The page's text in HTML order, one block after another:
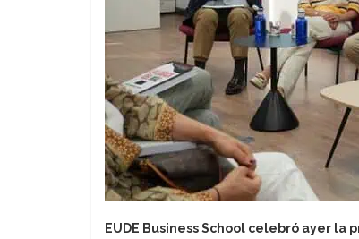
EUDE Business School celebró ayer